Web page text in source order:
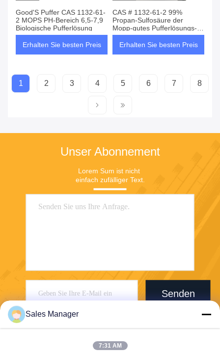
Good'S Puffer CAS 1132-61-
2 MOPS PH-Bereich 6,5-7,9
Biologische Pufferlösung
Erhalten Sie besten Preis
CAS # 1132-61-2 99%
Propan-Sulfosäure der
Mopp-gutes Pufferlösungs-3-
Morpholine
Erhalten Sie besten Preis
1 2 3 4 5 6 7 8
Unser Abonnement
Lorem Sum ist nicht
einfach zufälliger Text.
Senden
Sales Manager
7:31 AM